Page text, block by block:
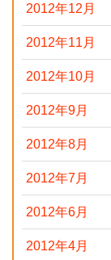
2012年12月
2012年11月
2012年10月
2012年9月
2012年8月
2012年7月
2012年6月
2012年4月